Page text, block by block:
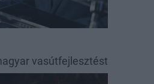
vasútfejlesztést